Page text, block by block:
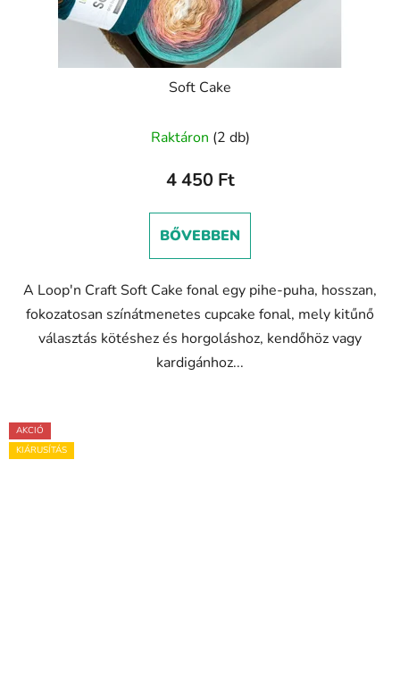
Soft Cake
Raktáron (2 db)
4 450 Ft
BŐVEBBEN
A Loop'n Craft Soft Cake fonal egy pihe-puha, hosszan,
fokozatosan színátmenetes cupcake fonal, mely kitűnő
választás kötéshez és horgoláshoz, kendőhöz vagy
kardigánhoz...
AKCIÓ
KIÁRUSÍTÁS